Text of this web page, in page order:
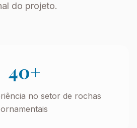
do projeto.
40+
no setor de rochas
ornamentais